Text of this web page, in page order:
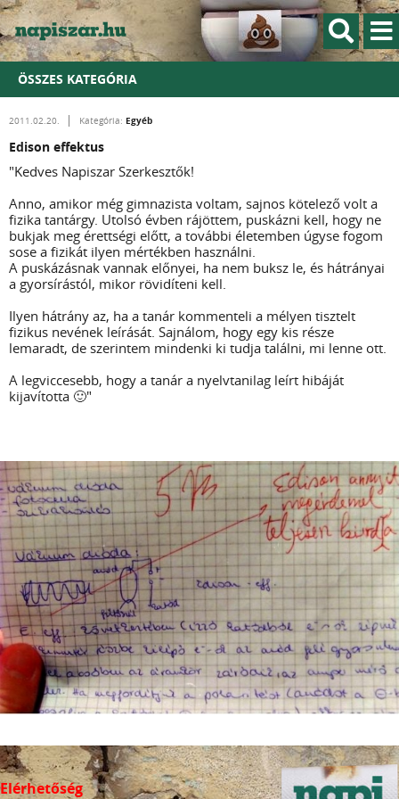
ÖSSZES KATEGÓRIA
2011.02.20. Kategória: Egyéb
Edison effektus
"Kedves Napiszar Szerkesztők!
Anno, amikor még gimnazista voltam, sajnos kötelező volt a
fizika tantárgy. Utolsó évben rájöttem, puskázni kell, hogy ne
bukjak meg érettségi előtt, a további életemben úgyse fogom
sose a fizikát ilyen mértékben használni.
A puskázásnak vannak előnyei, ha nem buksz le, és hátrányai
a gyorsírástól, mikor rövidíteni kell.
Ilyen hátrány az, ha a tanár kommenteli a mélyen tisztelt
fizikus nevének leírását. Sajnálom, hogy egy kis része
lemaradt, de szerintem mindenki ki tudja találni, mi lenne ott.
A legviccesebb, hogy a tanár a nyelvtanilag leírt hibáját
kijavította 🙂"
Elérhetőség